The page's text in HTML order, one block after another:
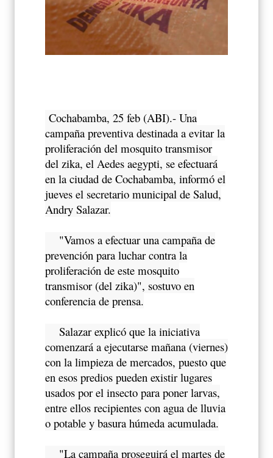
Cochabamba, 25 feb (ABI).- Una
campaña preventiva destinada a evitar la
proliferación del mosquito transmisor
del zika, el Aedes aegypti, se efectuará
en la ciudad de Cochabamba, informó el
jueves el secretario municipal de Salud,
Andry Salazar.
"Vamos a efectuar una campaña de
prevención para luchar contra la
proliferación de este mosquito
transmisor (del zika)", sostuvo en
conferencia de prensa.
Salazar explicó que la iniciativa
comenzará a ejecutarse mañana (viernes)
con la limpieza de mercados, puesto que
en esos predios pueden existir lugares
usados por el insecto para poner larvas,
entre ellos recipientes con agua de lluvia
o potable y basura húmeda acumulada.
"La campaña proseguirá el martes de